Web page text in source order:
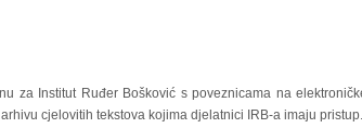
za Institut Ruđer Bošković s poveznicama na
cjelovitih tekstova kojima djelatnici IRB-a imaju pristup.